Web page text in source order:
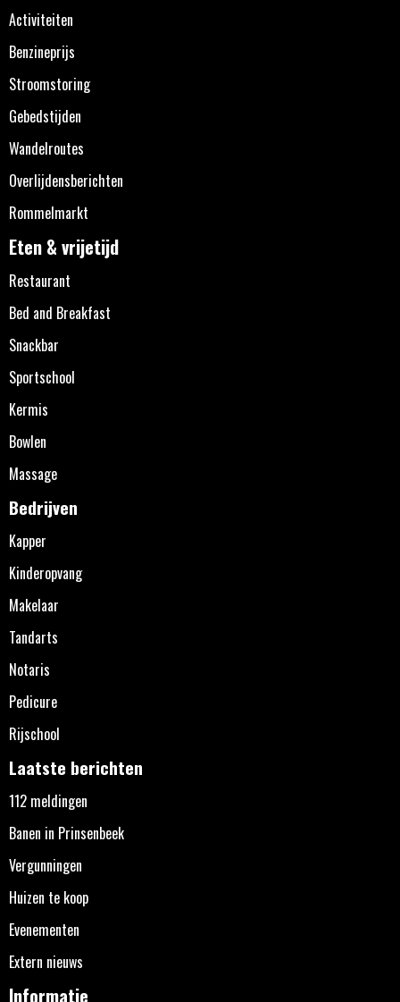
Activiteiten
Benzineprijs
Stroomstoring
Gebedstijden
Wandelroutes
Overlijdensberichten
Rommelmarkt
Eten & vrijetijd
Restaurant
Bed and Breakfast
Snackbar
Sportschool
Kermis
Bowlen
Massage
Bedrijven
Kapper
Kinderopvang
Makelaar
Tandarts
Notaris
Pedicure
Rijschool
Laatste berichten
112 meldingen
Banen in Prinsenbeek
Vergunningen
Huizen te koop
Evenementen
Extern nieuws
Informatie